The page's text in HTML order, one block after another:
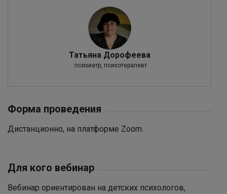
Татьяна Дорофеева
психиатр, психотерапевт
Форма проведения
Дистанционно, на платформе Zoom.
Для кого вебинар
Вебинар ориентирован на детских психологов,